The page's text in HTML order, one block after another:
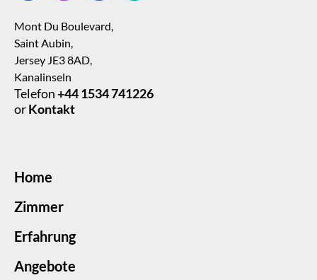
Mont Du Boulevard,
Saint Aubin,
Jersey JE3 8AD,
Kanalinseln
Telefon+44 1534 741226
orKontakt
Home
Zimmer
Erfahrung
Angebote